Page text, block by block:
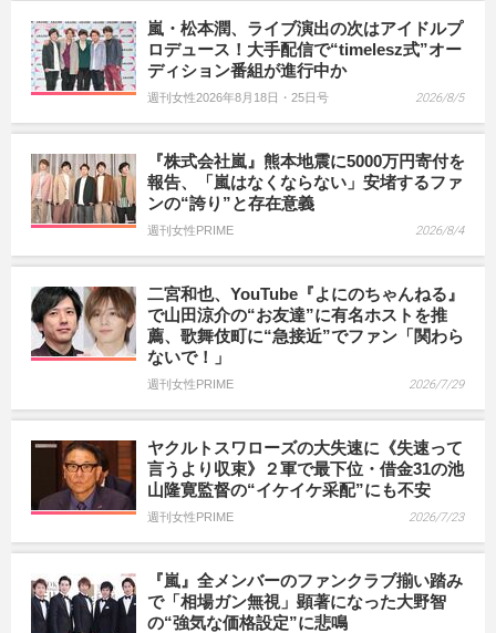
嵐・松本潤、ライブ演出の次はアイドルプ
ロデュース！大手配信で“timelesz式”オー
ディション番組が進行中か
週刊女性2026年8月18日・25日号 2026/8/5
『株式会社嵐』熊本地震に5000万円寄付を
報告、「嵐はなくならない」安堵するファ
ンの“誇り”と存在意義
週刊女性PRIME 2026/8/4
二宮和也、YouTube『よにのちゃんねる』
で山田涼介の“お友達”に有名ホストを推
薦、歌舞伎町に“急接近”でファン「関わら
ないで！」
週刊女性PRIME 2026/7/29
ヤクルトスワローズの大失速に《失速って
言うより収束》２軍で最下位・借金31の池
山隆寛監督の“イケイケ采配”にも不安
週刊女性PRIME 2026/7/23
『嵐』全メンバーのファンクラブ揃い踏み
で「相場ガン無視」顕著になった大野智
の“強気な価格設定”に悲鳴